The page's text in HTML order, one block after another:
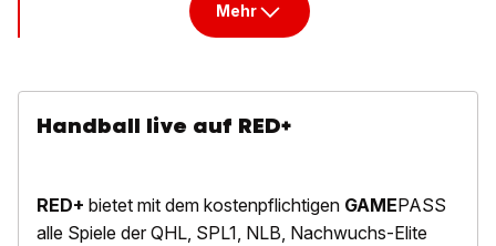
Mehr
Handball live auf RED+
RED+ bietet mit dem kostenpflichtigen GAMEPASS
alle Spiele der QHL, SPL1, NLB, Nachwuchs-Elite